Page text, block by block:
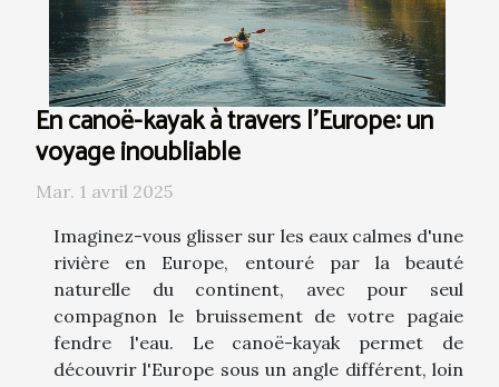
En canoë-kayak à travers l'Europe: un
voyage inoubliable
Mar. 1 avril 2025
Imaginez-vous glisser sur les eaux calmes d'une
rivière en Europe, entouré par la beauté
naturelle du continent, avec pour seul
compagnon le bruissement de votre pagaie
fendre l'eau. Le canoë-kayak permet de
découvrir l'Europe sous un angle différent, loin